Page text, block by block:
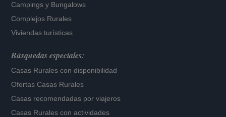
Campings y Bungalows
Complejos Rurales
Viviendas turísticas
Búsquedas especiales:
Casas Rurales con disponibilidad
Ofertas Casas Rurales
Casas recomendadas por viajeros
Casas Rurales con actividades